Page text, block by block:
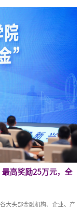
最高奖励25万元，全
大头部金融机构、企业、产